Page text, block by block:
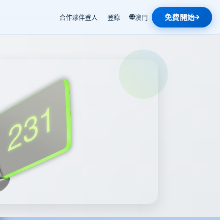
合作夥伴登入 登錄 澳門 免費開始